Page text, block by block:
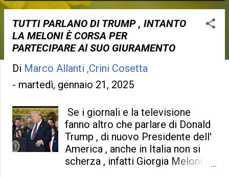
s
TUTTI PARLANO DI TRUMP , INTANTO
LA MELONI È CORSA PER
PARTECIPARE Al SUO GIURAMENTO
Di Marco Allanti ,Crini Cosetta
- martedì, gennaio 21, 2025
Se i giornali e la televisione
fanno altro che parlare di Donald
Trump , di nuovo Presidente dell'
America , anche in Italia non si
scherza , infatti Giorgia Meloni è